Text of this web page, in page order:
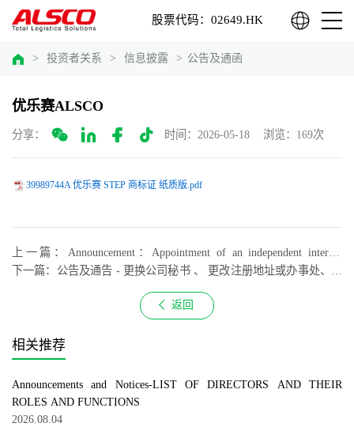
股票代码：02649.HK
> 投资者关系 > 信息披露 > 公告及通函
优乐赛ALSCO
分享： 时间：2026-05-18 浏览：169次
39989744A 优乐赛 STEP 商标证 纸质版.pdf
上一篇：Announcement：Appointment of an independent internal
control consultant
下一篇：公告及通告 - 更换公司秘书 、 更改注册地址或办事处、香
返回
相关推荐
Announcements and Notices-LIST OF DIRECTORS AND THEIR
ROLES AND FUNCTIONS
2026.08.04